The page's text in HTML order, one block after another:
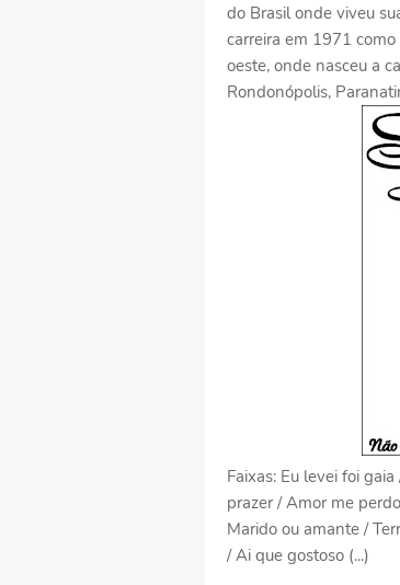
do Brasil onde viveu
carreira em 1971
oeste, onde nasceu a
Rondonópolis,
Faixas: Eu levei foi
prazer / Amor me
Marido ou amante /
/ Ai que gostoso (...)